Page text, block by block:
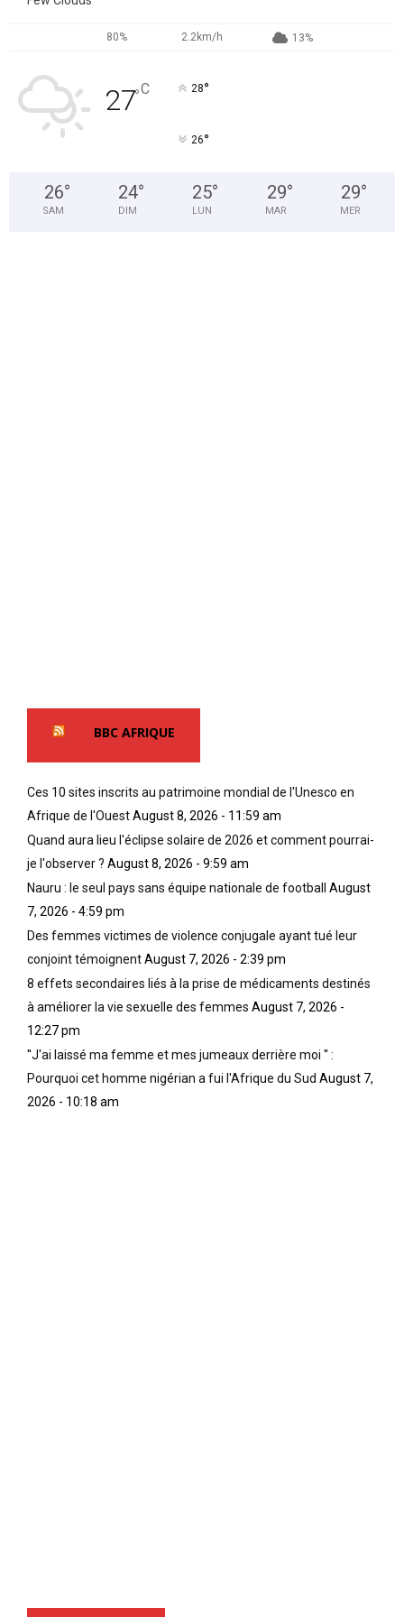
80% 2.2km/h 13%
27°C 28°
26°
26°
SAM
24°
DIM
25°
LUN
29°
MAR
29°
MER
BBC AFRIQUE
Ces 10 sites inscrits au patrimoine mondial de l'Unesco en
Afrique de l'OuestAugust 8, 2026 - 11:59 am
Quand aura lieu l'éclipse solaire de 2026 et comment pourrai-
je l'observer ? August 8, 2026 - 9:59 am
Nauru : le seul pays sans équipe nationale de football August
7, 2026 - 4:59 pm
Des femmes victimes de violence conjugale ayant tué leur
conjoint témoignentAugust 7, 2026 - 2:39 pm
8 effets secondaires liés à la prise de médicaments destinés
à améliorer la vie sexuelle des femmes August 7, 2026 -
12:27 pm
''J'ai laissé ma femme et mes jumeaux derrière moi '' :
Pourquoi cet homme nigérian a fui l'Afrique du Sud August 7,
2026 - 10:18 am